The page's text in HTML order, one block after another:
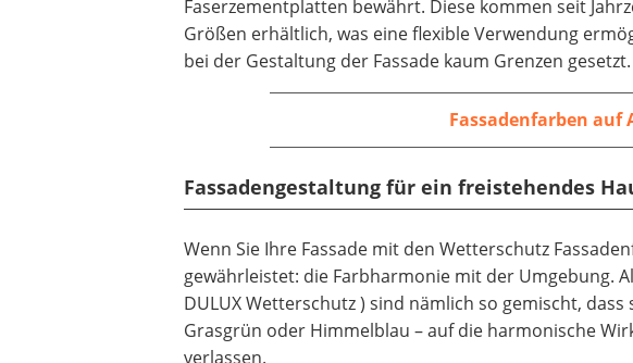
Faserzementplatten bewährt. Diese kommen seit
Größen erhältlich, was eine flexible Verwendung
bei der Gestaltung der Fassade kaum Grenzen gesetzt.
Fassadenfarben auf
Fassadengestaltung für ein freistehendes
Wenn Sie Ihre Fassade mit den Wetterschutz
gewährleistet: die Farbharmonie mit der Umgebung.
DULUX Wetterschutz ) sind nämlich so gemischt,
Grasgrün oder Himmelblau – auf die harmonische
verlassen.